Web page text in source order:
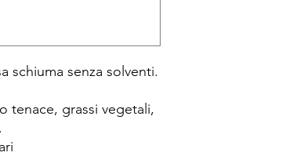
schiuma senza solventi.
tenace, grassi vegetali,